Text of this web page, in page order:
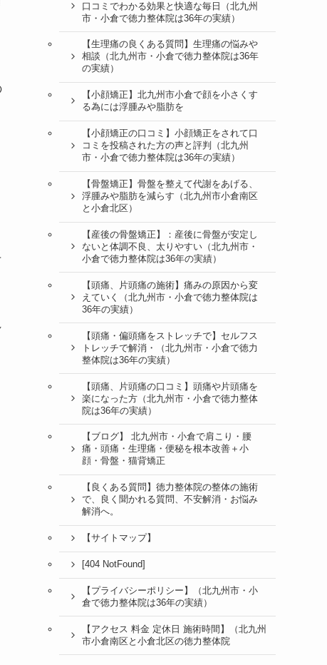
口コミでわかる効果と快適な毎日（北九州
市・小倉で徳力整体院は36年の実績）
【生理痛の良くある質問】生理痛の悩みや
相談（北九州市・小倉で徳力整体院は36年
の実績）
【小顔矯正】北九州市小倉で顔を小さくす
る為には浮腫みや脂肪を
【小顔矯正の口コミ】小顔矯正をされて口
コミを投稿された方の声と評判（北九州
市・小倉で徳力整体院は36年の実績）
【骨盤矯正】骨盤を整えて代謝をあげる、
浮腫みや脂肪を減らす（北九州市小倉南区
と小倉北区）
【産後の骨盤矯正】：産後に骨盤が安定し
ないと体調不良、太りやすい（北九州市・
小倉で徳力整体院は36年の実績）
【頭痛、片頭痛の施術】痛みの原因から変
えていく（北九州市・小倉で徳力整体院は
36年の実績）
【頭痛・偏頭痛をストレッチで】セルフス
トレッチで解消・（北九州市・小倉で徳力
整体院は36年の実績）
【頭痛、片頭痛の口コミ】頭痛や片頭痛を
楽になった方（北九州市・小倉で徳力整体
院は36年の実績）
【ブログ】 北九州市・小倉で肩こり・腰
痛・頭痛・生理痛・便秘を根本改善＋小
顔・骨盤・猫背矯正
【良くある質問】徳力整体院の整体の施術
で、良く聞かれる質問、不安解消・お悩み
解消へ。
【サイトマップ】
[404 NotFound]
【プライバシーポリシー】（北九州市・小
倉で徳力整体院は36年の実績）
【アクセス 料金 定休日 施術時間】（北九州
市小倉南区と小倉北区の徳力整体院